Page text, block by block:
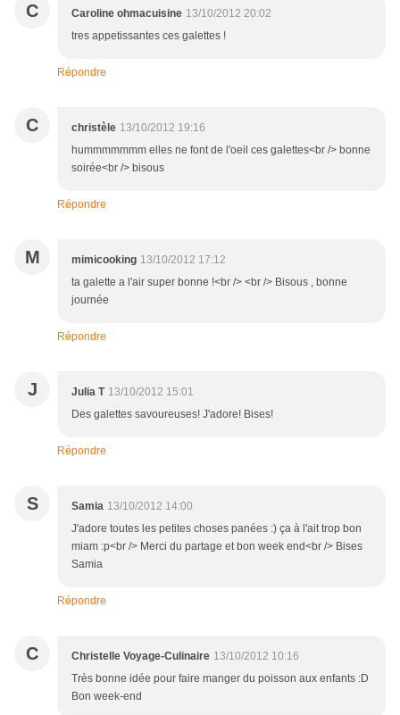
C Caroline ohmacuisine 13/10/2012 20:02
tres appetissantes ces galettes !
Répondre
C christèle 13/10/2012 19:16
hummmmmmm elles ne font de l'oeil ces galettes<br /> bonne
soirée<br /> bisous
Répondre
M mimicooking 13/10/2012 17:12
ta galette a l'air super bonne !<br /> <br /> Bisous , bonne
journée
Répondre
J Julia T 13/10/2012 15:01
Des galettes savoureuses! J'adore! Bises!
Répondre
S Samia 13/10/2012 14:00
J'adore toutes les petites choses panées :) ça à l'ait trop bon
miam :p<br /> Merci du partage et bon week end<br /> Bises
Samia
Répondre
C Christelle Voyage-Culinaire 13/10/2012 10:16
Très bonne idée pour faire manger du poisson aux enfants :D
Bon week-end